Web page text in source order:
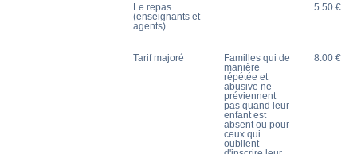
Le repas
(enseignants et
agents)
5.50 €
Tarif majoré
Familles qui de
manière
répétée et
abusive ne
préviennent
pas quand leur
enfant est
absent ou pour
ceux qui
oublient
8.00 €